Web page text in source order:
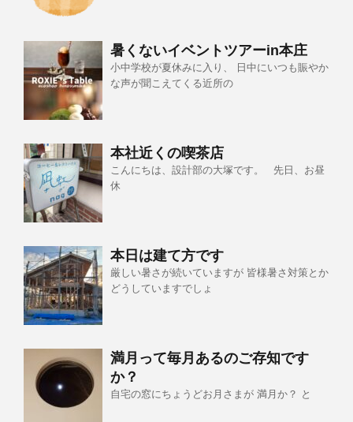
暑くないイベントツアーin本庄
小中学校が夏休みに入り、 日中にいつも賑やか
な声が聞こえてくる近所の
本社近くの喫茶店
こんにちは、設計部の大塚です。 先日、お昼
休
本日は建て方です
厳しい暑さが続いていますが 皆様暑さ対策とか
どうしていますでしょ
満月って毎月あるのご存知です
か？
自宅の窓にちょうどお月さまが 満月か？ と